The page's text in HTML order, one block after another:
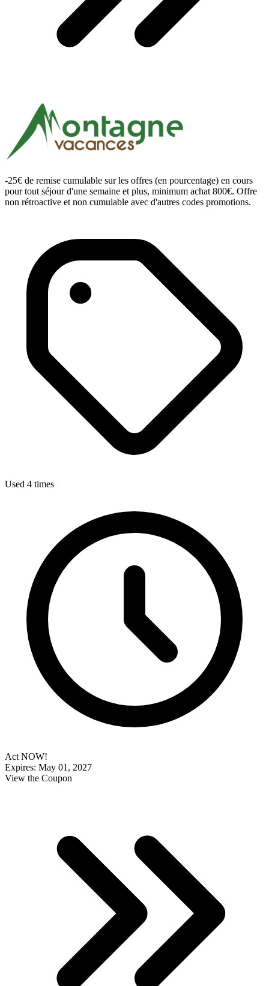
-25€ de remise cumulable sur les offres (en pourcentage) en cours
pour tout séjour d'une semaine et plus, minimum achat 800€. Offre
non rétroactive et non cumulable avec d'autres codes promotions.
Used 4 times
Act NOW!
Expires: May 01, 2027
View the Coupon